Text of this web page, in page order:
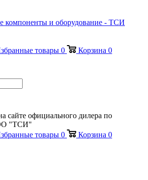
товары 0 Корзина 0
сайте официального дилера по
"ТСИ"
товары 0 Корзина 0